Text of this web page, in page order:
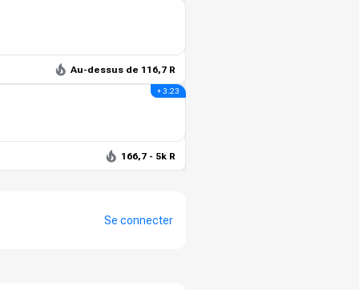
Au-dessus de 116,7 R
+ 3.23
166,7 - 5k R
Se connecter